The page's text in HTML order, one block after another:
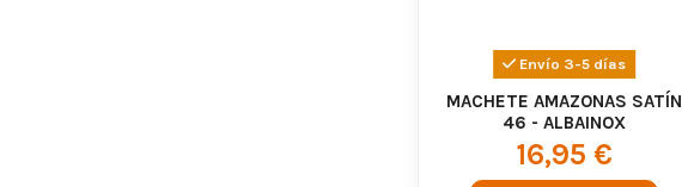
Envío 3-5 días
MACHETE AMAZONAS SATÍN
46 - ALBAINOX
16,95 €